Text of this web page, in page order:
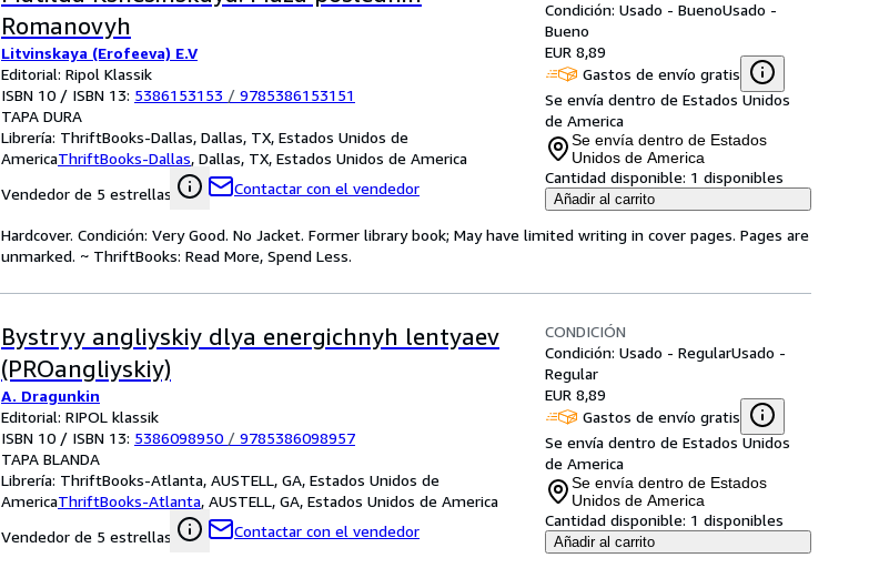
Romanovyh
Litvinskaya (Erofeeva) E.V
Editorial: Ripol Klassik
ISBN 10 / ISBN 13: 5386153153 / 9785386153151
TAPA DURA
Librería: ThriftBooks-Dallas, Dallas, TX, Estados Unidos de
AmericaThriftBooks-Dallas, Dallas, TX, Estados Unidos de America
Vendedor de 5 estrellas
Contactar con el vendedor
Condición: Usado - BuenoUsado -
Bueno
EUR 8,89
Gastos de envío gratis
Se envía dentro de Estados Unidos
de America
Se envía dentro de Estados
Unidos de America
Cantidad disponible: 1 disponibles
Añadir al carrito
Hardcover. Condición: Very Good. No Jacket. Former library book; May have limited writing in cover pages. Pages are
unmarked. ~ ThriftBooks: Read More, Spend Less.
Bystryy angliyskiy dlya energichnyh lentyaev
(PROangliyskiy)
A. Dragunkin
Editorial: RIPOL klassik
ISBN 10 / ISBN 13: 5386098950 / 9785386098957
TAPA BLANDA
Librería: ThriftBooks-Atlanta, AUSTELL, GA, Estados Unidos de
AmericaThriftBooks-Atlanta, AUSTELL, GA, Estados Unidos de America
Vendedor de 5 estrellas
Contactar con el vendedor
CONDICIÓN
Condición: Usado - RegularUsado -
Regular
EUR 8,89
Gastos de envío gratis
Se envía dentro de Estados Unidos
de America
Se envía dentro de Estados
Unidos de America
Cantidad disponible: 1 disponibles
Añadir al carrito